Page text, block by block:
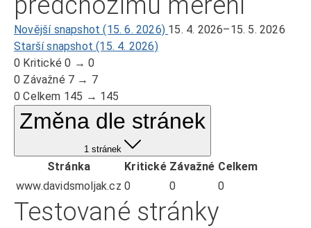
Novější snapshot (15. 6. 2026) 15. 4. 2026–15. 5. 2026
Starší snapshot (15. 4. 2026)
0 Kritické 0 → 0
0 Závažné 7 → 7
0Celkem 145 → 145
Změna dle stránek
1 stránek
Stránka Kritické Závažné Celkem
www.davidsmoljak.cz 0 0 0
Testované stránky